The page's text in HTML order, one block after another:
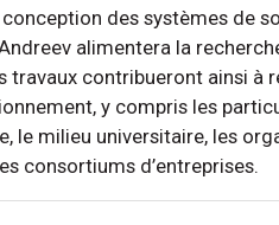
des systèmes de
alimentera la
travaux contribueront ainsi à
y compris les
le milieu universitaire, les
consortiums d’entreprises.